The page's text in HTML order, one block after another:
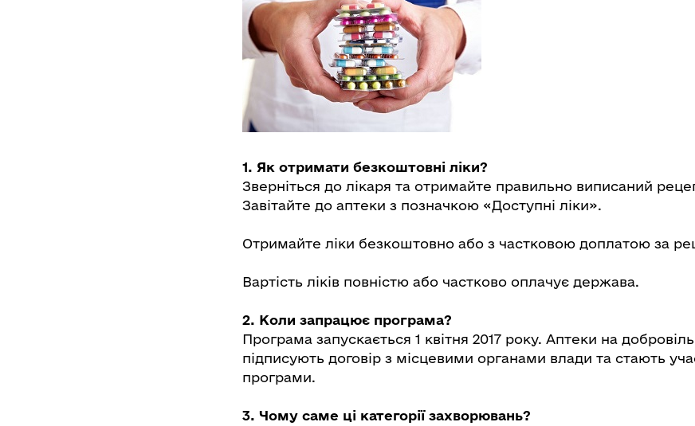
1. Як отримати безкоштовні ліки?
Зверніться до лікаря та отримайте правильно виписаний
Завітайте до аптеки з позначкою «Доступні ліки».
Отримайте ліки безкоштовно або з частковою доплатою за
Вартість ліків повністю або частково оплачує держава.
2. Коли запрацює програма?
Програма запускається 1 квітня 2017 року. Аптеки на
підписують договір з місцевими органами влади та стають
програми.
3. Чому саме ці категорії захворювань?